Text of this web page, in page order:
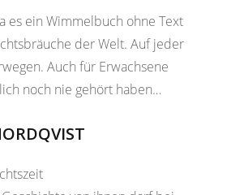
es ein Wimmelbuch ohne Text
der Welt. Auf jeder
Auch für Erwachsene
noch nie gehört haben…